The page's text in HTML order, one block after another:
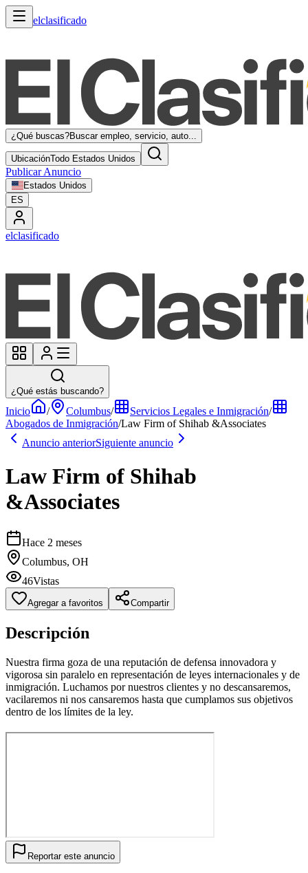
elclasificado
¿Qué buscas?Buscar empleo, servicio, auto...
UbicaciónTodo Estados Unidos
Publicar Anuncio
Estados Unidos
ES
elclasificado
¿Qué estás buscando?
Inicio / Columbus/ Servicios Legales e Inmigración/
Abogados de Inmigración/Law Firm of Shihab &Associates
Anuncio anteriorSiguiente anuncio
Law Firm of Shihab
&Associates
Hace 2 meses
Columbus, OH
46Vistas
Agregar a favoritos Compartir
Descripción
Nuestra firma goza de una reputación de defensa innovadora y
vigorosa sin paralelo en representación de leyes internacionales y de
inmigración. Luchamos por nuestros clientes y no descansaremos,
vacilaremos ni nos cansaremos hasta que cumplamos sus objetivos
dentro de los límites de la ley.
Reportar este anuncio